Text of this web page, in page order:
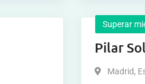
Superar
Pilar
Madrid,